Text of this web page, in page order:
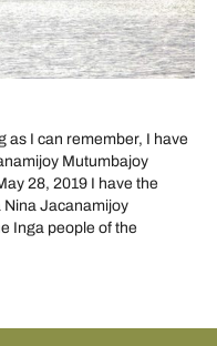
as I can remember, I have
Mutumbajoy
28, 2019 I have the
Nina Jacanamijoy
Inga people of the